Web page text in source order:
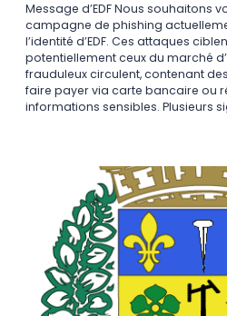
Message d’EDF Nous souhaitons
campagne de phishing
l’identité d’EDF. Ces attaques
potentiellement ceux du marché
frauduleux circulent, contenant
faire payer via carte bancaire ou
informations sensibles. Plusieurs